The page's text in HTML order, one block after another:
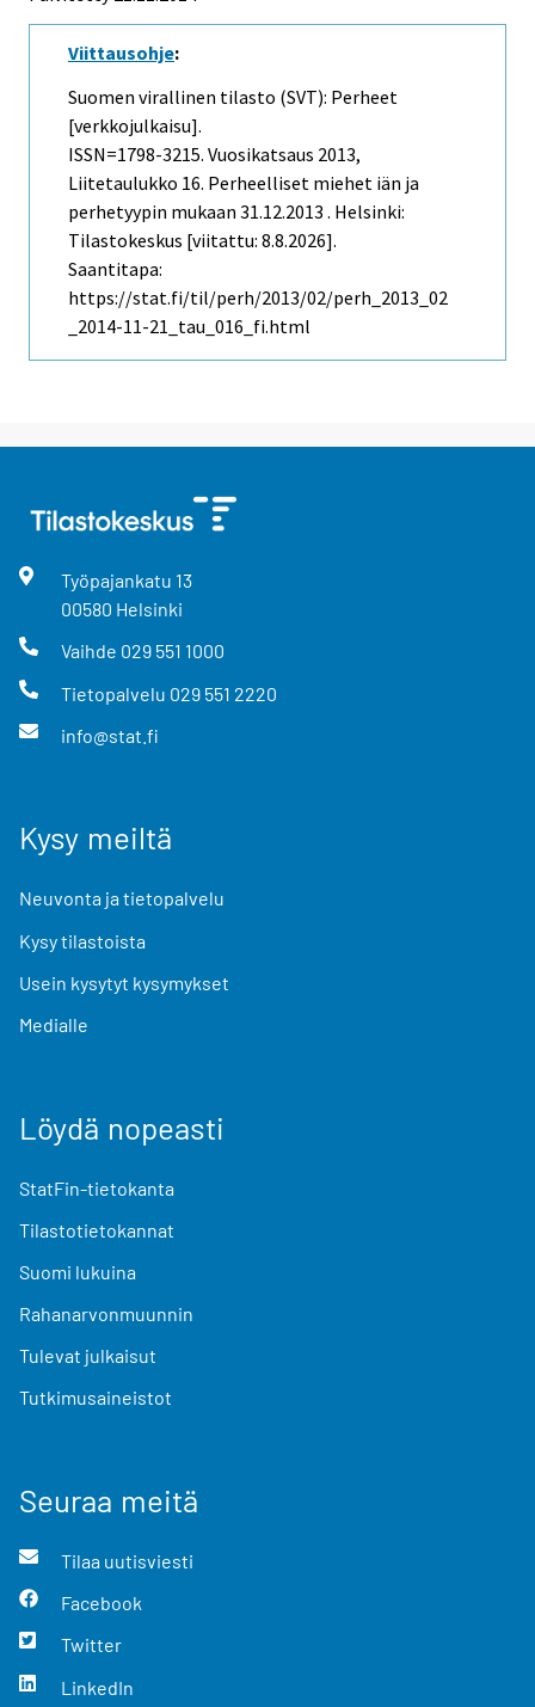
Viittausohje:
Suomen virallinen tilasto (SVT): Perheet
[verkkojulkaisu].
ISSN=1798-3215. Vuosikatsaus 2013,
Liitetaulukko 16. Perheelliset miehet iän ja
perhetyypin mukaan 31.12.2013 . Helsinki:
Tilastokeskus [viitattu: 8.8.2026].
Saantitapa:
https://stat.fi/til/perh/2013/02/perh_2013_02
_2014-11-21_tau_016_fi.html
Työpajankatu 13
00580 Helsinki
Vaihde 029 551 1000
Tietopalvelu 029 551 2220
info@stat.fi
Kysy meiltä
Neuvonta ja tietopalvelu
Kysy tilastoista
Usein kysytyt kysymykset
Medialle
Löydä nopeasti
StatFin-tietokanta
Tilastotietokannat
Suomi lukuina
Rahanarvonmuunnin
Tulevat julkaisut
Tutkimusaineistot
Seuraa meitä
Tilaa uutisviesti
Facebook
Twitter
LinkedIn